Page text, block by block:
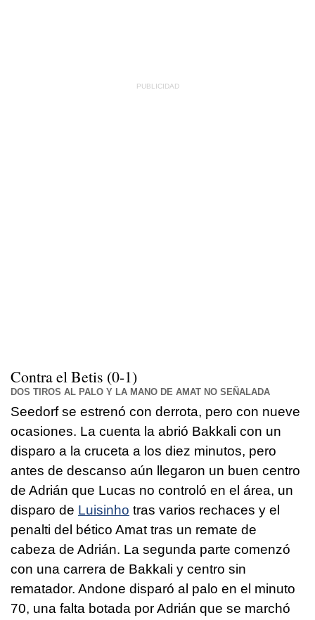
Contra el Betis (0-1)
DOS TIROS AL PALO Y LA MANO DE AMAT NO SEÑALADA
Seedorf se estrenó con derrota, pero con nueve
ocasiones. La cuenta la abrió Bakkali con un
disparo a la cruceta a los diez minutos, pero
antes de descanso aún llegaron un buen centro
de Adrián que Lucas no controló en el área, un
disparo de Luisinho tras varios rechaces y el
penalti del bético Amat tras un remate de
cabeza de Adrián. La segunda parte comenzó
con una carrera de Bakkali y centro sin
rematador. Andone disparó al palo en el minuto
70, una falta botada por Adrián que se marchó